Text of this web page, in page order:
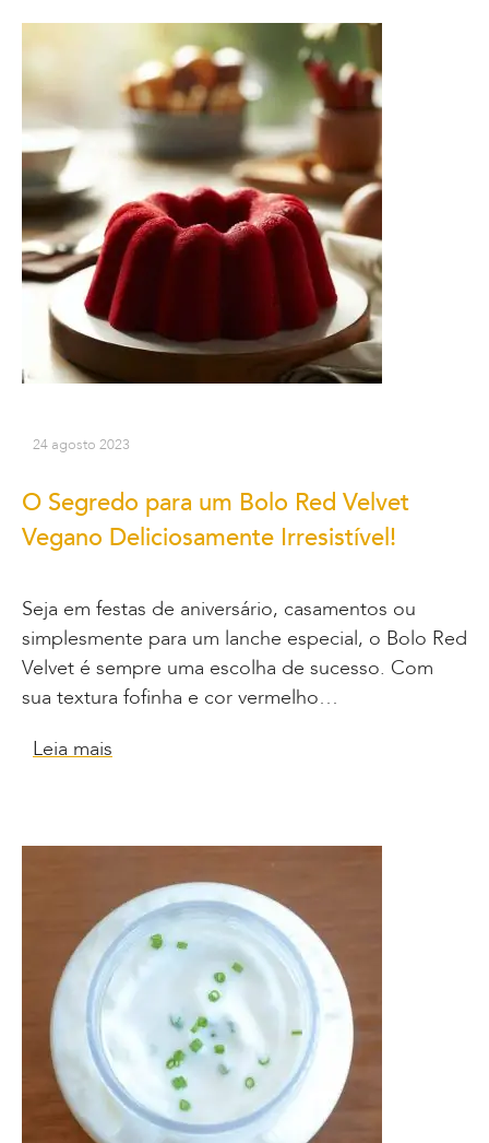
24 agosto 2023
O Segredo para um Bolo Red Velvet
Vegano Deliciosamente Irresistível!
Seja em festas de aniversário, casamentos ou
simplesmente para um lanche especial, o Bolo Red
Velvet é sempre uma escolha de sucesso. Com
sua textura fofinha e cor vermelho…
Leia mais